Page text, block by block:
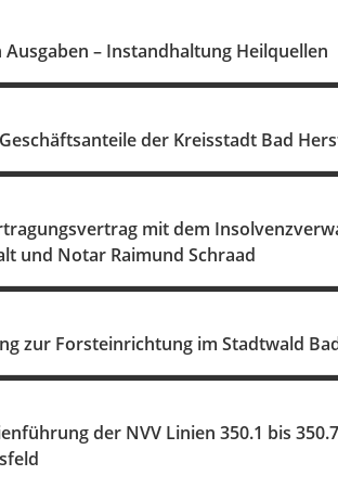
– Instandhaltung Heilquellen
der Kreisstadt Bad
mit dem
und Notar Raimund Schraad
zur Forsteinrichtung im Stadtwald
der NVV Linien 350.1 bis